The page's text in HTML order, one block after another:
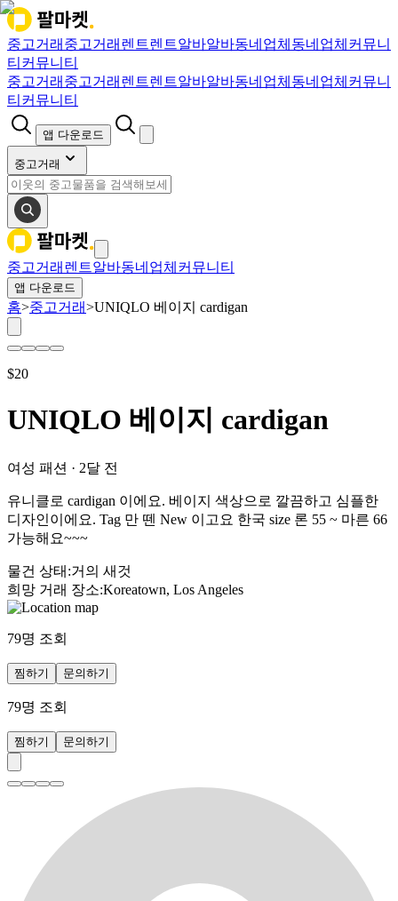
중고거래 중고거래 렌트렌트알바알바동네업체 동네업체 커뮤니
티 커뮤니티
중고거래 중고거래 렌트렌트알바알바동네업체 동네업체 커뮤니
티 커뮤니티
앱 다운로드
중고거래
중고거래 렌트알바동네업체 커뮤니티
앱 다운로드
홈>중고거래>UNIQLO 베이지 cardigan
$20
UNIQLO 베이지 cardigan
여성 패션 · 2달 전
유니클로 cardigan 이에요. 베이지 색상으로 깔끔하고 심플한
디자인이에요. Tag 만 뗀 New 이고요 한국 size 론 55 ~ 마른 66
가능해요~~~
물건 상태 :거의 새것
희망 거래 장소:Koreatown, Los Angeles
79명 조회
찜하기 문의하기
79명 조회
찜하기 문의하기